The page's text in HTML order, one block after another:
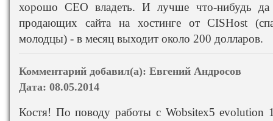
хорошо СЕО владеть. И лучше что-нибудь да
продающих сайта на хостинге от CISHost
молодцы) - в месяц выходит около 200 долларов.
Комментарий добавил(а): Евгений Андросов
Дата: 08.05.2014
Костя! По поводу работы с Wobsitex5 evolution